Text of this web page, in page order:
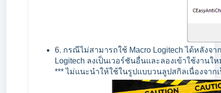
6. กรณีไม่สามารถใช้ Macro Logitech ได้หลังจ
Logitech ลงเป็นเวอร์ชันอื่นและลองเข้าใช้งานใ
*** ไม่แนะนำให้ใช้ในรูปแบบวนลูปสกิลเนื่องจาก